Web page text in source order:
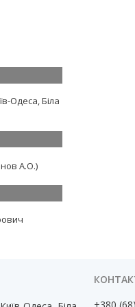
Одеса, Біла
А.О.)